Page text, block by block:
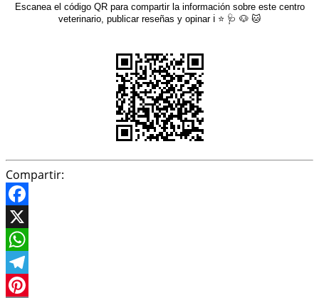
Escanea el código QR para compartir la información sobre este centro
veterinario, publicar reseñas y opinar ℹ️ ⭐ 🩺 🐶 🐱
Compartir:
Facebook
X
WhatsApp
Telegram